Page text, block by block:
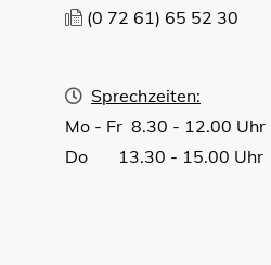
(0 72 61) 65 52 30
Sprechzeiten:
Mo - Fr 8.30 - 12.00 Uhr
Do 13.30 - 15.00 Uhr